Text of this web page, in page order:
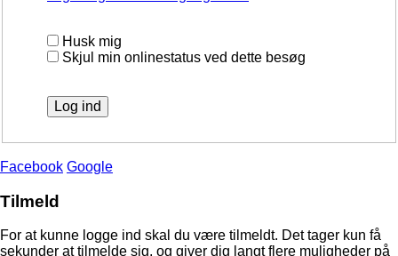
Husk mig
Skjul min onlinestatus ved dette besøg
Facebook Google
Tilmeld
For at kunne logge ind skal du være tilmeldt. Det tager kun få
sekunder at tilmelde sig, og giver dig langt flere muligheder på